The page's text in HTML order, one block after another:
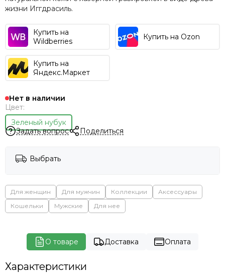
жизни Иггдрасиль.
Купить на
Wildberries
Купить на Ozon
Купить на
Яндекс.Маркет
Нет в наличии
Цвет:
Зеленый нубук
Задать вопрос
Поделиться
Выбрать
Для женщин Для мужчин Коллекции
Аксессуары
Кошельки
Мужские Для нее
О товаре Доставка Оплата
Характеристики